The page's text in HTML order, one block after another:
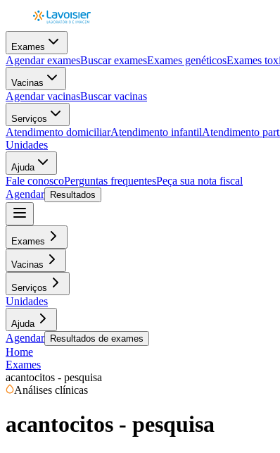
Exames
Agendar examesBuscar examesExames genéticosExames
Vacinas
Agendar vacinasBuscar vacinas
Serviços
Atendimento domiciliarAtendimento infantilAtendimento
Unidades
Ajuda
Fale conoscoPerguntas frequentesPeça sua nota fiscal
Agendar
Resultados
Exames
Vacinas
Serviços
Unidades
Ajuda
Agendar Resultados de exames
Home
Exames
acantocitos - pesquisa
Análises clínicas
acantocitos - pesquisa